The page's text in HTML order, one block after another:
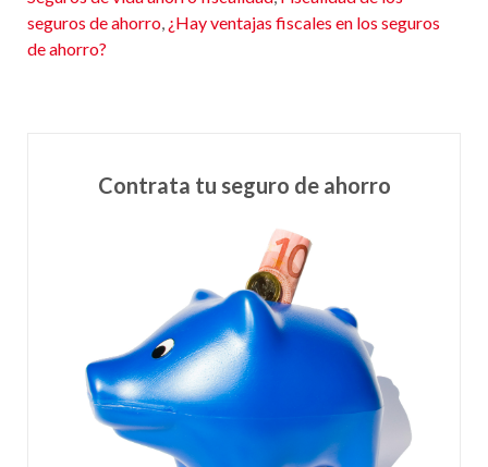
seguros de ahorro ¿Hay ventajas fiscales en los seguros
de ahorro?
Contrata tu seguro de ahorro